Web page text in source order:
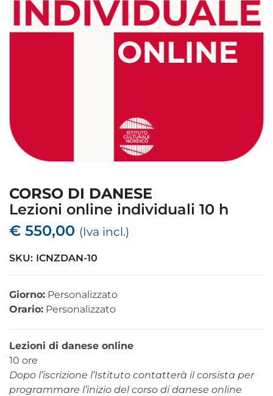
CORSO DI DANESE
Lezioni online individuali 10 h
€ 550,00 (Iva incl.)
SKU: ICNZDAN-10
Giorno: Personalizzato
Orario: Personalizzato
Lezioni di danese online
10 ore
Dopo l’iscrizione l’Istituto contatterà il corsista per
programmare l’inizio del corso di danese online